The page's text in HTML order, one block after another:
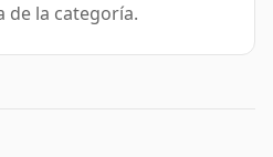
de la categoría.